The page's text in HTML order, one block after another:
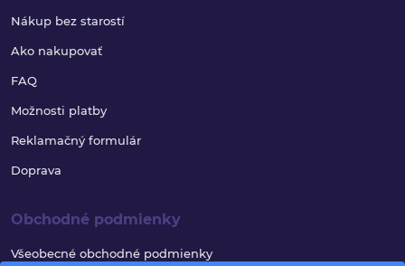
Nákup bez starostí
Ako nakupovať
FAQ
Možnosti platby
Reklamačný formulár
Doprava
Obchodné podmienky
Všeobecné obchodné podmienky